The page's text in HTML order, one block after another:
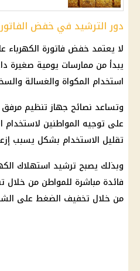
دور الترشيد في خفض
لا يعتمد خفض فاتورة الكهرباء
يبدأ من ممارسات يومية صغيرة
استخدام المكواة والغسالة
وتساعد نصائح جهاز تنظيم مرفق
على توجيه المواطنين لاستخدام
تقليل الاستخدام بشكل يسبب
وبذلك يصبح ترشيد استهلاك
فائدة مباشرة للمواطن من خلال
من خلال تخفيف الضغط على